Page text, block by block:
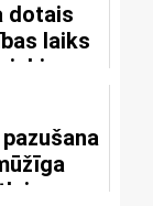
dotais
laiks